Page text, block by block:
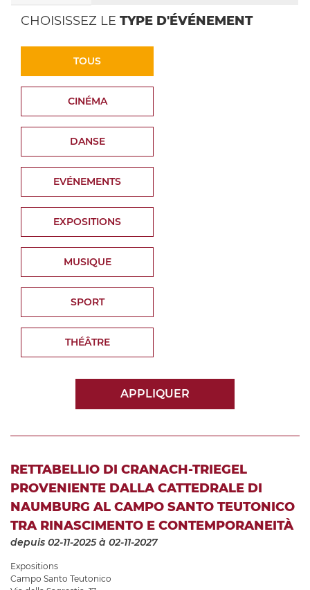
CHOISISSEZ LE TYPE D'ÉVÉNEMENT
TOUS
CINÉMA
DANSE
EVÉNEMENTS
EXPOSITIONS
MUSIQUE
SPORT
THÉÂTRE
APPLIQUER
RETTABELLIO DI CRANACH-TRIEGEL
PROVENIENTE DALLA CATTEDRALE DI
NAUMBURG AL CAMPO SANTO TEUTONICO
TRA RINASCIMENTO E CONTEMPORANEITÀ
depuis 02-11-2025à 02-11-2027
Expositions
Campo Santo Teutonico